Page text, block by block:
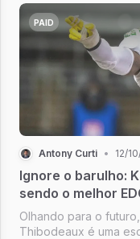
PAID
Antony Curti • 12/
Ignore o barulho:
sendo o melhor
Olhando para o
Thibodeaux é uma